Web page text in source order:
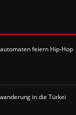
feiern Hip-Hop
in die Türkei